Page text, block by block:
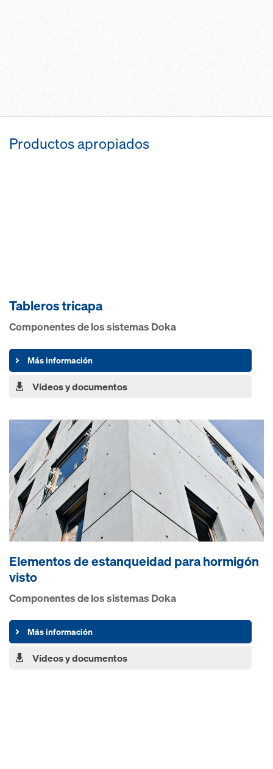
Productos apropiados
Table­ros tricapa
Componentes de los sistemas Doka
Más información
Vídeos y documentos
Elementos de estanqueidad pa­ra hormigón
visto
Componentes de los sistemas Doka
Más información
Vídeos y documentos